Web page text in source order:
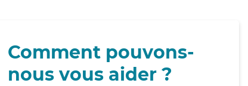
Comment pouvons-
nous vous aider ?